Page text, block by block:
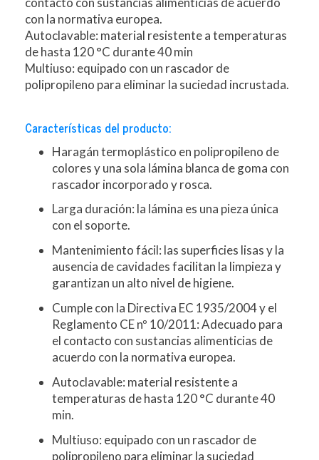
con la normativa europea.
Autoclavable: material resistente a temperaturas
de hasta 120 °C durante 40 min
Multiuso: equipado con un rascador de
polipropileno para eliminar la suciedad incrustada.
Características del producto:
Haragán termoplástico en polipropileno de
colores y una sola lámina blanca de goma con
rascador incorporado y rosca.
Larga duración: la lámina es una pieza única
con el soporte.
Mantenimiento fácil: las superficies lisas y la
ausencia de cavidades facilitan la limpieza y
garantizan un alto nivel de higiene.
Cumple con la Directiva EC 1935/2004 y el
Reglamento CE nº 10/2011: Adecuado para
el contacto con sustancias alimenticias de
acuerdo con la normativa europea.
Autoclavable: material resistente a
temperaturas de hasta 120 °C durante 40
min.
Multiuso: equipado con un rascador de
polipropileno para eliminar la suciedad